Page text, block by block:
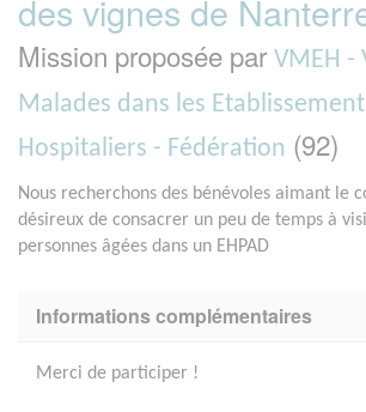
des vignes de
Mission proposée par VMEH -
Malades dans les
Hospitaliers - Fédération (92)
Nous recherchons des bénévoles aimant le
désireux de consacrer un peu de temps à
personnes âgées dans un EHPAD
Informations complémentaires
Merci de participer !